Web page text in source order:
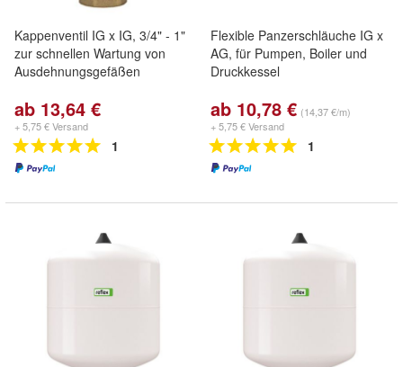
Kappenventil IG x IG, 3/4" - 1"
zur schnellen Wartung von
Ausdehnungsgefäßen
ab 13,64 €
+ 5,75 € Versand
1
Flexible Panzerschläuche IG x
AG, für Pumpen, Boiler und
Druckkessel
ab 10,78 € (14,37 €/m)
+ 5,75 € Versand
1